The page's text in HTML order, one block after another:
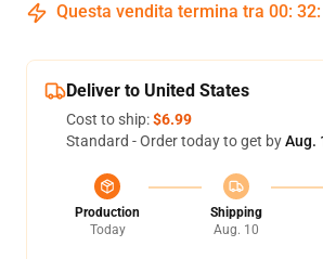
Questa vendita termina tra 00: 32:
Deliver to United States
Cost to ship:$6.99
Standard - Order today to get byAug.
Production
Today
Shipping
Aug. 10